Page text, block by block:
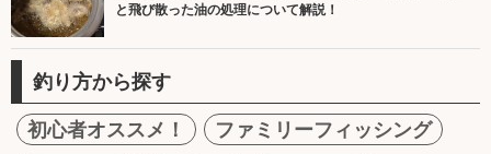
と飛び散った油の処理について解説！
釣り方から探す
初心者オススメ！
ファミリーフィッシング